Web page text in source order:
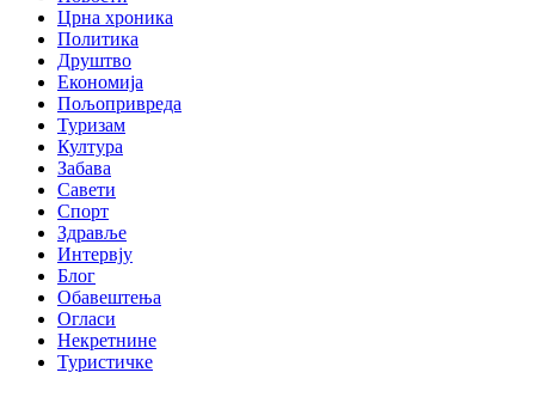
Црна хроника
Политика
Друштво
Економија
Пољопривреда
Туризам
Култура
Забава
Савети
Спорт
Здравље
Интервју
Блог
Обавештења
Огласи
Некретнине
Туристичке